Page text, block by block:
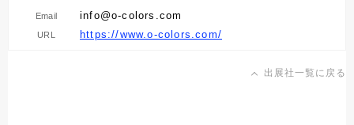
Email info@o-colors.com
URL https://www.o-colors.com/
出展社一覧に戻る